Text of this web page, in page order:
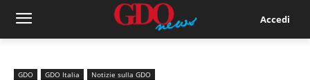
Accedi
GDO GDO Italia Notizie sulla GDO